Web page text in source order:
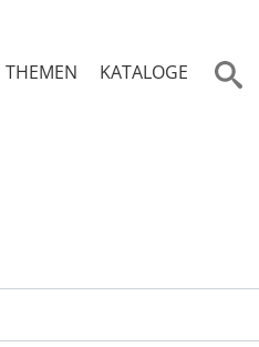
THEMEN KATALOGE